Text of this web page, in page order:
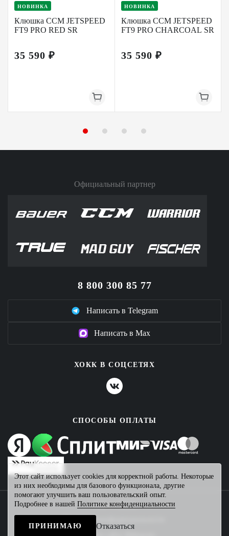
НОВИНКА
Клюшка CCM JETSPEED
FT9 PRO RED SR
35 590 ₽
НОВИНКА
Клюшка CCM JETSPEED
FT9 PRO CHARCOAL SR
35 590 ₽
Официальный партнер
8 800 300 85 77
Написать в Telegram
Написать в Max
ХОКК В СОЦСЕТЯХ
СПОСОБЫ ОПЛАТЫ
2026 © ХОКК
Этот сайт использует cookies для корректной работы. Некоторые
из них необходимы для базового функционала, другие
помогают улучшить ваш пользовательский опыт.
Подробнее в нашей Политике конфиденциальности
ПРИНИМАЮ Отказаться